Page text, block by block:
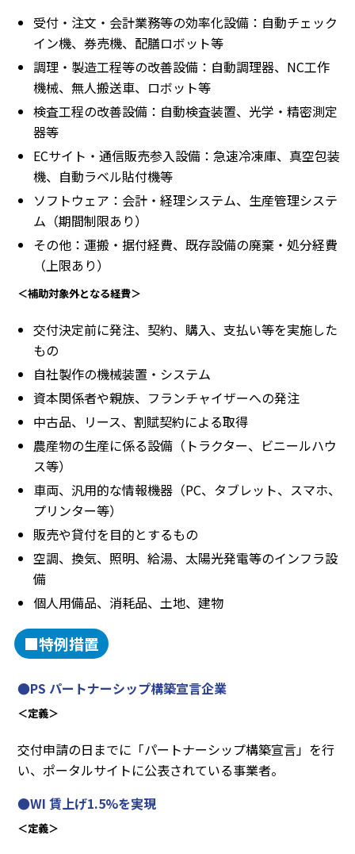
受付・注文・会計業務等の効率化設備：自動チェック
イン機、券売機、配膳ロボット等
調理・製造工程等の改善設備：自動調理器、NC工作
機械、無人搬送車、ロボット等
検査工程の改善設備：自動検査装置、光学・精密測定
器等
ECサイト・通信販売参入設備：急速冷凍庫、真空包装
機、自動ラベル貼付機等
ソフトウェア：会計・経理システム、生産管理システ
ム（期間制限あり）
その他：運搬・据付経費、既存設備の廃棄・処分経費
（上限あり）
＜補助対象外となる経費＞
交付決定前に発注、契約、購入、支払い等を実施した
もの
自社製作の機械装置・システム
資本関係者や親族、フランチャイザーへの発注
中古品、リース、割賦契約による取得
農産物の生産に係る設備（トラクター、ビニールハウ
ス等）
車両、汎用的な情報機器（PC、タブレット、スマホ、
プリンター等）
販売や貸付を目的とするもの
空調、換気、照明、給湯、太陽光発電等のインフラ設
備
個人用備品、消耗品、土地、建物
■特例措置
●PS パートナーシップ構築宣言企業
＜定義＞
交付申請の日までに「パートナーシップ構築宣言」を行
い、ポータルサイトに公表されている事業者。
●WI 賃上げ1.5%を実現
＜定義＞